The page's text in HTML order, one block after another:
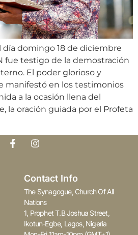
día domingo 18 de diciembre
fue testigo de la demostración
El poder glorioso y
manifestó en los testimonios
a la ocasión llena del
la oración guiada por el Profeta
Contact Info
The Synagogue, Church Of All
Nations
1, Prophet T.B Joshua Street,
Ikotun-Egbe, Lagos, Nigeria